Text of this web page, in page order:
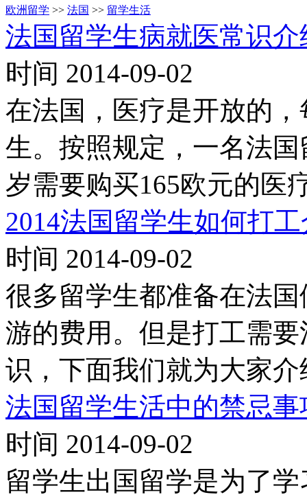
欧洲留学 >> 法国 >> 留学生活
法国留学生病就医常识介
时间 2014-09-02
在法国，医疗是开放的
生。按照规定，一名法
岁需要购买165欧元的医
2014法国留学生如何打
时间 2014-09-02
很多留学生都准备在法
游的费用。但是打工需
识，下面我们就为大家
法国留学生活中的禁忌
时间 2014-09-02
留学生出国留学是为了